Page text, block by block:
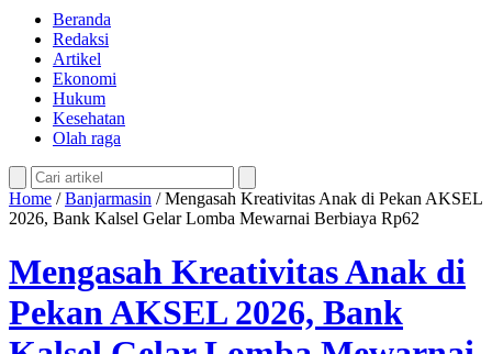
Beranda
Redaksi
Artikel
Ekonomi
Hukum
Kesehatan
Olah raga
Home /Banjarmasin /Mengasah Kreativitas Anak di Pekan AKSEL
2026, Bank Kalsel Gelar Lomba Mewarnai Berbiaya Rp62
Mengasah Kreativitas Anak di
Pekan AKSEL 2026, Bank